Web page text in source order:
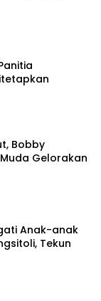
Bobby
Gelorakan
Anak-anak
Tekun